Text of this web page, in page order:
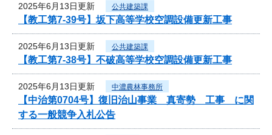
2025年6月13日更新 公共建築課
【教工第7-39号】坂下高等学校空調設備更新工事
2025年6月13日更新 公共建築課
【教工第7-38号】不破高等学校空調設備更新工事
2025年6月13日更新 中濃農林事務所
【中治第0704号】復旧治山事業 真寄勢 工事 に関
する一般競争入札公告